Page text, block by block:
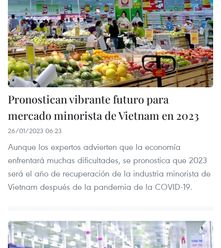
Pronostican vibrante futuro para
mercado minorista de Vietnam en 2023
26/01/2023 06:23
Aunque los expertos advierten que la economía
enfrentará muchas dificultades, se pronostica que 2023
será el año de recuperación de la industria minorista de
Vietnam después de la pandemia de la COVID-19.